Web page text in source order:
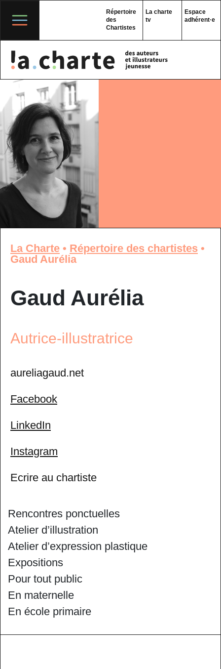
content
Répertoire
des
Chartistes
La charte
tv
Espace
adhérent·e
La Charte • Répertoire des chartistes •
Gaud Aurélia
Gaud Aurélia
Autrice-illustratrice
aureliagaud.net
Facebook
LinkedIn
Instagram
Ecrire au chartiste
Rencontres ponctuelles
Atelier d’illustration
Atelier d’expression plastique
Expositions
Pour tout public
En maternelle
En école primaire